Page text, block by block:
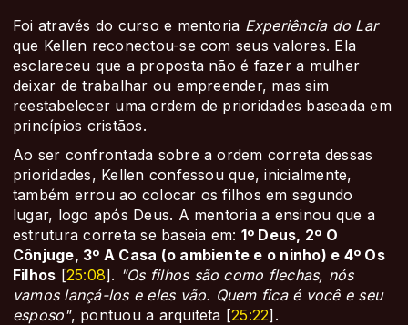
Foi através do curso e mentoria Experiência do Lar
que Kellen reconectou-se com seus valores. Ela
esclareceu que a proposta não é fazer a mulher
deixar de trabalhar ou empreender, mas sim
reestabelecer uma ordem de prioridades baseada em
princípios cristãos.
Ao ser confrontada sobre a ordem correta dessas
prioridades, Kellen confessou que, inicialmente,
também errou ao colocar os filhos em segundo
lugar, logo após Deus. A mentoria a ensinou que a
estrutura correta se baseia em: 1º Deus, 2º O
Cônjuge, 3º A Casa (o ambiente e o ninho) e 4º Os
Filhos [25:08]. "Os filhos são como flechas, nós
vamos lançá-los e eles vão. Quem fica é você e seu
esposo", pontuou a arquiteta [25:22].